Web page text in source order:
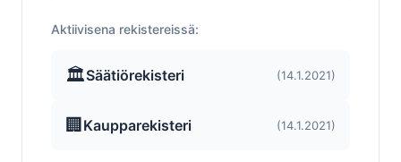
Aktiivisena rekistereissä:
🏛️Säätiörekisteri (14.1.2021)
🏢 Kaupparekisteri (14.1.2021)